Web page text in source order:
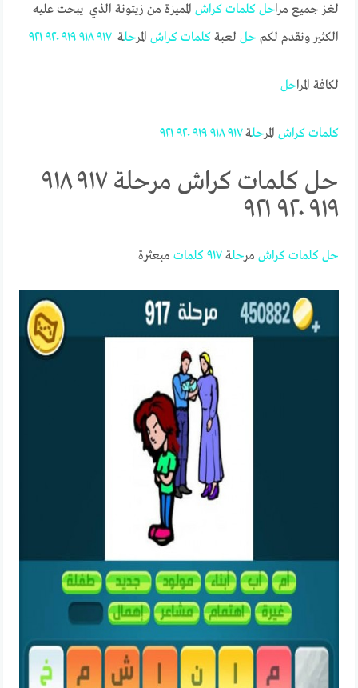
لغز جميع مراحل كلمات كراش المميزة من زيتونة الذي يبحث عليه
الكثير ونقدم لكم حل لعبةكلمات كراش المرحلة٩١٧ ٩١٨ ٩١٩ ٩٢٠ ٩٢١
لكافة المراحل
كلمات كراش المرحلة٩١٧ ٩١٨ ٩١٩ ٩٢٠ ٩٢١
حل كلمات كراش مرحلة ٩١٧ ٩١٨
٩١٩ ٩٢٠ ٩٢١
حل كلمات كراش مرحلة٩١٧ كلمات مبعثرة